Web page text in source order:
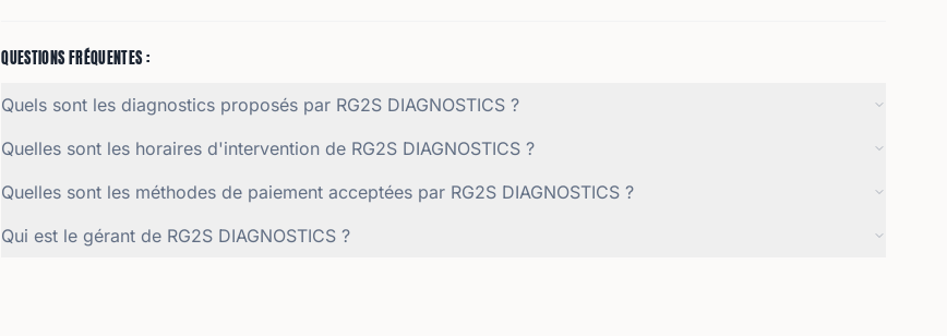
QUESTIONS FRÉQUENTES :
Quels sont les diagnostics proposés par RG2S DIAGNOSTICS ?
Quelles sont les horaires d'intervention de RG2S DIAGNOSTICS ?
Quelles sont les méthodes de paiement acceptées par RG2S DIAGNOSTICS ?
Qui est le gérant de RG2S DIAGNOSTICS ?